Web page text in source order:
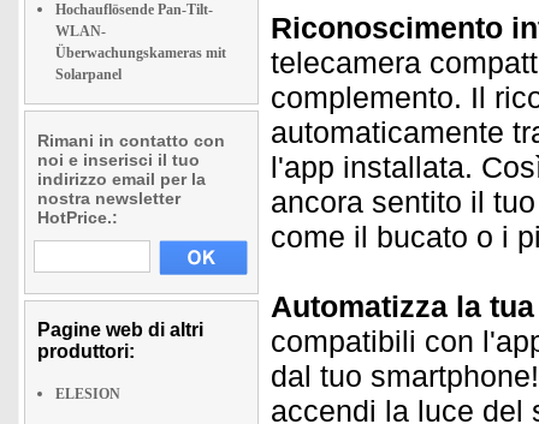
Hochauflösende Pan-Tilt-
WLAN-
Überwachungskameras mit
Solarpanel
Rimani in contatto con
noi e inserisci il tuo
indirizzo email per la
nostra newsletter
HotPrice.:
Pagine web di altri
produttori:
ELESION
Riconoscimento
telecamera
complemento. Il
automaticamente
l'app installata.
ancora sentito il
come il bucato o i
Automatizza la
compatibili con
dal tuo
accendi la luce del